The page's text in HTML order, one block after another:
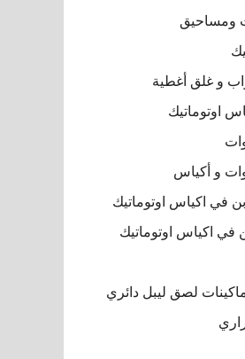
ومساحيق
و غلق أغطية
اوتوماتيك
و أكياس
في اكياس اوتوماتيك
في اكياس اوتوماتيك
لصق ليبل دائري